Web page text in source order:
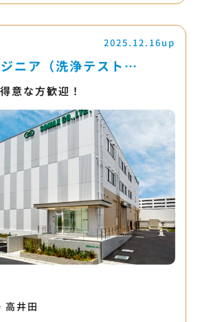
2025.12.16up
ニア（洗浄テスト…
意な方歓迎！
高井田